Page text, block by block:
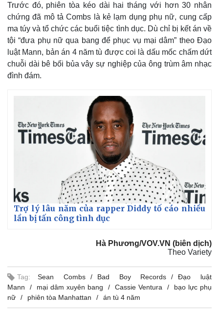
Trước đó, phiên tòa kéo dài hai tháng với hơn 30 nhân
chứng đã mô tả Combs là kẻ lạm dụng phụ nữ, cung cấp
ma túy và tổ chức các buổi tiệc tình dục. Dù chỉ bị kết án về
tội “đưa phụ nữ qua bang để phục vụ mại dâm” theo Đạo
luật Mann, bản án 4 năm tù được coi là dấu mốc chấm dứt
chuỗi dài bê bối bủa vây sự nghiệp của ông trùm âm nhạc
đình đám.
Trợ lý lâu năm của rapper Diddy tố cáo nhiều
lần bị tấn công tình dục
Hà Phương/VOV.VN (biên dịch)
Theo Variety
Tag: Sean Combs Bad Boy Records
Đạo luật
Mann
mại dâm xuyên bang Cassie Ventura
bạo lực phụ
nữ
phiên tòa Manhattan án tù 4 năm